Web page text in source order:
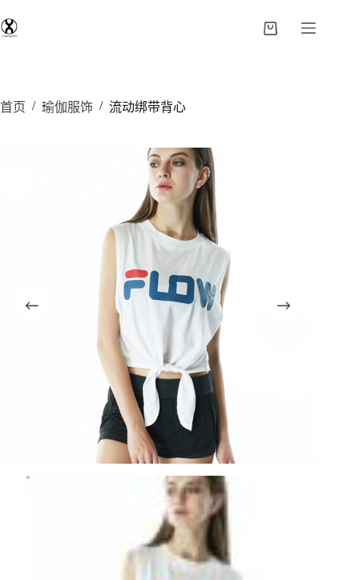
首页 / 瑜伽服饰 / 流动绑带背心